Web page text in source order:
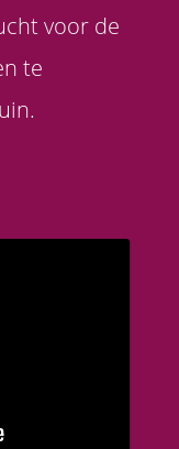
voor de
te